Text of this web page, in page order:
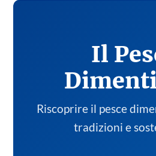
Il
Riscoprire il pesce
tradizioni e